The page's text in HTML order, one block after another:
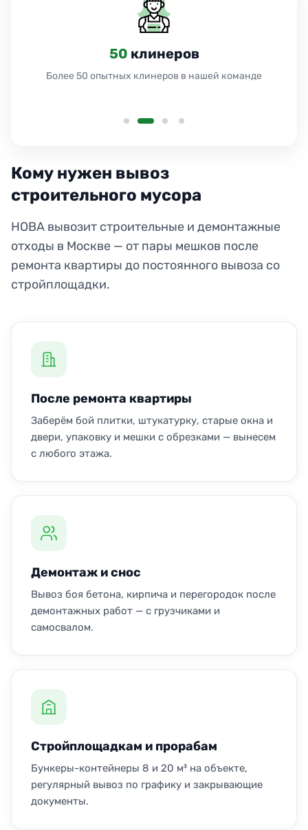
24часа
Работаем 24 часа без выходных и праздников
Кому нужен вывоз
строительного мусора
НОВА вывозит строительные и демонтажные
отходы в Москве — от пары мешков после
ремонта квартиры до постоянного вывоза со
стройплощадки.
После ремонта квартиры
Заберём бой плитки, штукатурку, старые окна и
двери, упаковку и мешки с обрезками — вынесем
с любого этажа.
Демонтаж и снос
Вывоз боя бетона, кирпича и перегородок после
демонтажных работ — с грузчиками и
самосвалом.
Стройплощадкам и прорабам
Бункеры-контейнеры 8 и 20 м³ на объекте,
регулярный вывоз по графику и закрывающие
документы.